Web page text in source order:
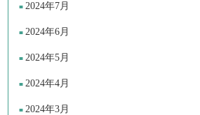
2024年7月
2024年6月
2024年5月
2024年4月
2024年3月